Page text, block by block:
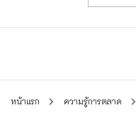
น้ำหอมกั
น้ำหอมกัลยา น้ำหอมแท้แบรนด์ไท
หน้าแรก ความรู้การตลาด